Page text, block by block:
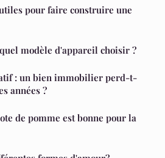
pour faire construire une
modèle d'appareil choisir ?
: un bien immobilier perd-t-
années ?
de pomme est bonne pour la